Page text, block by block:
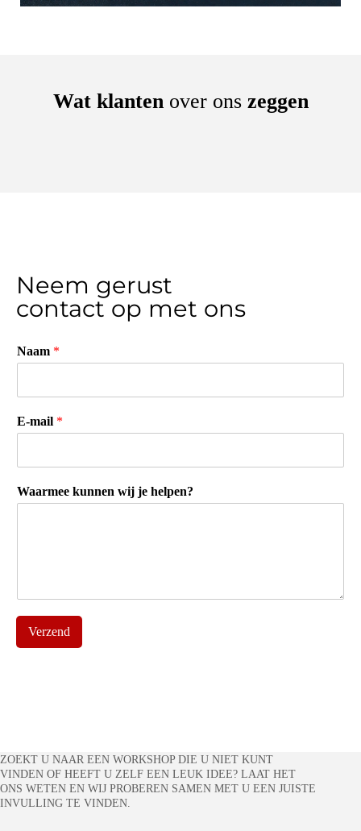
Wat klanten over ons zeggen
Neem gerust
contact op met ons
Naam *
E-mail *
Waarmee kunnen wij je helpen?
Verzend
ZOEKT U NAAR EEN WORKSHOP DIE U NIET KUNT
VINDEN OF HEEFT U ZELF EEN LEUK IDEE? LAAT HET
ONS WETEN EN WIJ PROBEREN SAMEN MET U EEN JUISTE
INVULLING TE VINDEN.